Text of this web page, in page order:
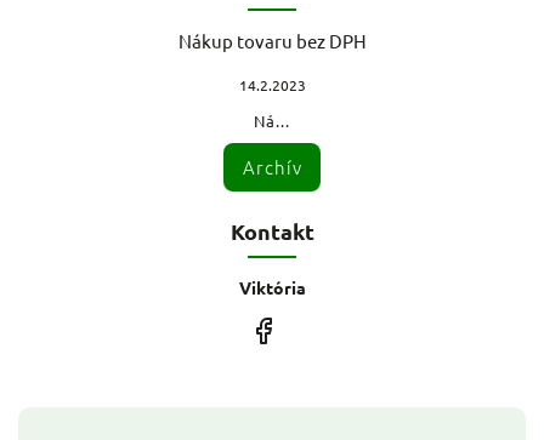
Nákup tovaru bez DPH
14.2.2023
Ná...
Archív
Kontakt
Viktória